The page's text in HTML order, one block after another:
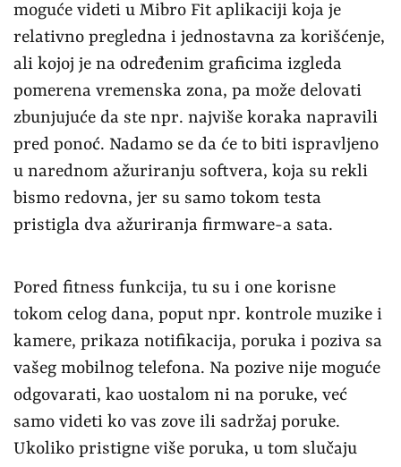
moguće videti u Mibro Fit aplikaciji koja je
relativno pregledna i jednostavna za korišćenje,
ali kojoj je na određenim graficima izgleda
pomerena vremenska zona, pa može delovati
zbunjujuće da ste npr. najviše koraka napravili
pred ponoć. Nadamo se da će to biti ispravljeno
u narednom ažuriranju softvera, koja su rekli
bismo redovna, jer su samo tokom testa
pristigla dva ažuriranja firmware-a sata.
Pored fitness funkcija, tu su i one korisne
tokom celog dana, poput npr. kontrole muzike i
kamere, prikaza notifikacija, poruka i poziva sa
vašeg mobilnog telefona. Na pozive nije moguće
odgovarati, kao uostalom ni na poruke, već
samo videti ko vas zove ili sadržaj poruke.
Ukoliko pristigne više poruka, u tom slučaju